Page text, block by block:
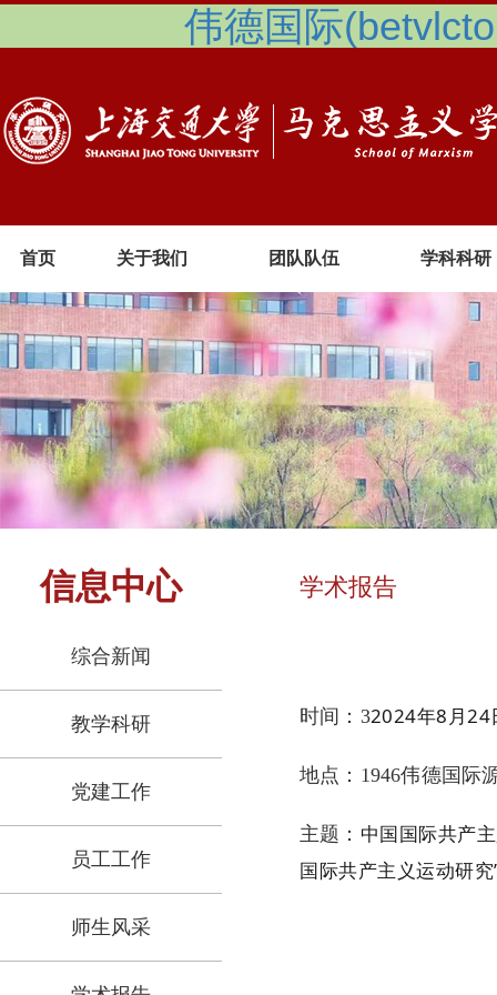
伟德国际
首页 关于我们 团队队伍 学科科研
信息中心
综合新闻
教学科研
党建工作
员工工作
师生风采
学术报告
时间：32024年8月24
地点：1946伟德国际
主题： 中国国际共产
国际共产主义运动研